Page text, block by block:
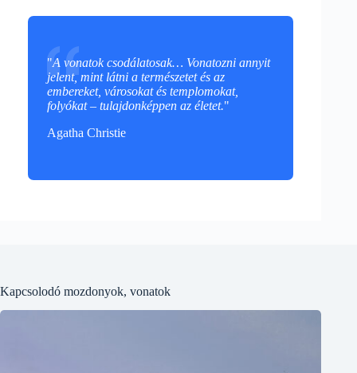
"A vonatok csodálatosak… Vonatozni annyit
jelent, mint látni a természetet és az
embereket, városokat és templomokat,
folyókat – tulajdonképpen az életet."
Agatha Christie
Kapcsolodó mozdonyok, vonatok